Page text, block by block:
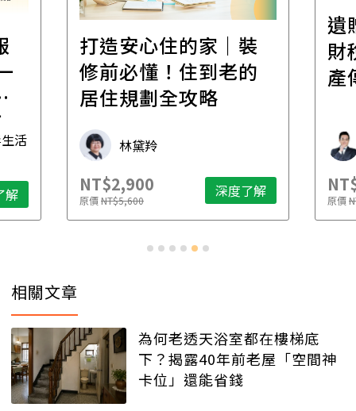
活
解
打造安心住的家｜裝
修前必懂！住到老的
居住規劃全攻略
林黛羚
NT$2,900
原價NT$5,600 深度了解
遺
財
產
原價
相關文章
為何老透天浴室都在樓梯底
下？揭露40年前老屋「空間神
卡位」還能省錢